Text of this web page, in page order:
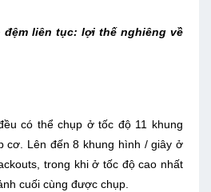
đệm liên tục: lợi thế nghiêng về
có thể chụp ở tốc độ 11 khung
cơ. Lên đến 8 khung hình / giây ở
trong khi ở tốc độ cao nhất
cuối cùng được chụp.